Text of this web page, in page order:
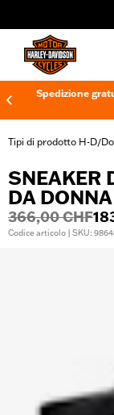
Spedizione
Tipi di prodotto H-D/
SNEAKER
DA DONNA
366,00 CHF
Codice articolo | SKU: